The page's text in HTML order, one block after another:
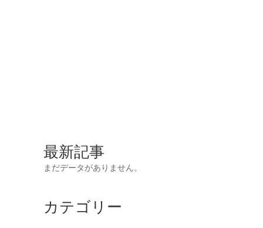
最新記事
まだデータがありません。
カテゴリー